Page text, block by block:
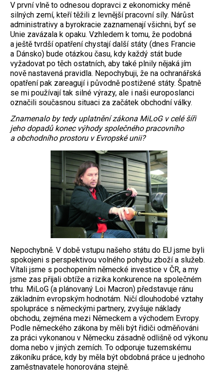
V první vlně to odnesou dopravci z ekonomicky méně
silných zemí, kteří těžili z levnější pracovní síly. Nárůst
administrativy a byrokracie zaznamenají všichni, byť se
Unie zavázala k opaku. Vzhledem k tomu, že podobná
a ještě tvrdší opatření chystají další státy (dnes Francie
a Dánsko) bude otázkou času, kdy každý stát bude
vyžadovat po těch ostatních, aby také plnily nějaká jím
nově nastavená pravidla. Nepochybuji, že na ochranářská
opatření pak zareagují i původně postižené státy. Špatně
se mi používají tak silné výrazy, ale i naši europoslanci
označili současnou situaci za začátek obchodní války.
Znamenalo by tedy uplatnění zákona MiLoG v celé šíři
jeho dopadů konec výhody společného pracovního
a obchodního prostoru v Evropské unii?
Nepochybně. V době vstupu našeho státu do EU jsme byli
spokojeni s perspektivou volného pohybu zboží a služeb.
Vítali jsme s pochopením německé investice v ČR, a my
jsme zas přijali obtíže a rizika konkurence na společném
trhu. MiLoG (a plánovaný Loi Macron) představuje ránu
základním evropským hodnotám. Ničí dlouhodobé vztahy
spolupráce s německými partnery, zvyšuje náklady
obchodu, zejména mezi Německem a východem Evropy.
Podle německého zákona by měli být řidiči odměňováni
za práci vykonanou v Německu zásadně odlišně od výkonu
doma nebo v jiných zemích. To odporuje tuzemskému
zákoníku práce, kdy by měla být obdobná práce u jednoho
zaměstnavatele honorována stejně.